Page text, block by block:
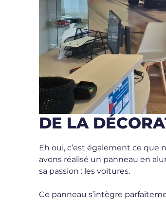
DE LA
Eh oui, c’est également ce que
avons réalisé un panneau en
sa passion : les voitures.
Ce panneau s’intègre